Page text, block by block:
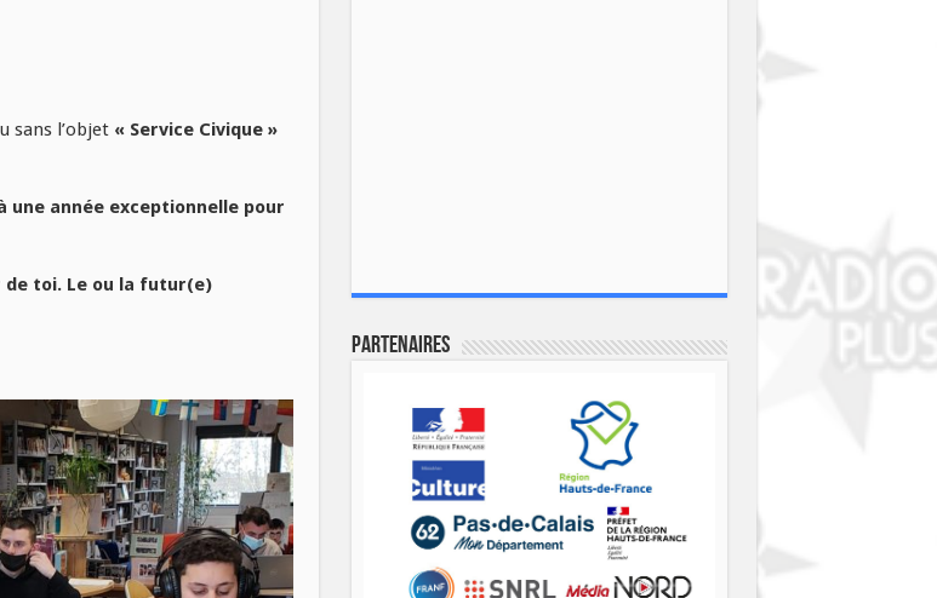
sans l’objet « Service Civique »
une année exceptionnelle pour
toi. Le ou la futur(e)
Partenaires